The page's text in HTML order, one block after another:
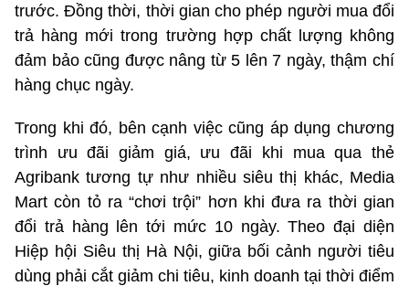
trước. Đồng thời, thời gian cho phép người mua đổi
trả hàng mới trong trường hợp chất lượng không
đảm bảo cũng được nâng từ 5 lên 7 ngày, thậm chí
hàng chục ngày.
Trong khi đó, bên cạnh việc cũng áp dụng chương
trình ưu đãi giảm giá, ưu đãi khi mua qua thẻ
Agribank tương tự như nhiều siêu thị khác, Media
Mart còn tỏ ra “chơi trội” hơn khi đưa ra thời gian
đổi trả hàng lên tới mức 10 ngày. Theo đại diện
Hiệp hội Siêu thị Hà Nội, giữa bối cảnh người tiêu
dùng phải cắt giảm chi tiêu, kinh doanh tại thời điểm